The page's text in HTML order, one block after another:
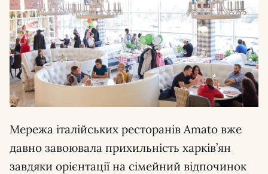
Мережа італійських ресторанів Amato вже
давно завоювала прихильність харків’ян
завдяки орієнтації на сімейний відпочинок